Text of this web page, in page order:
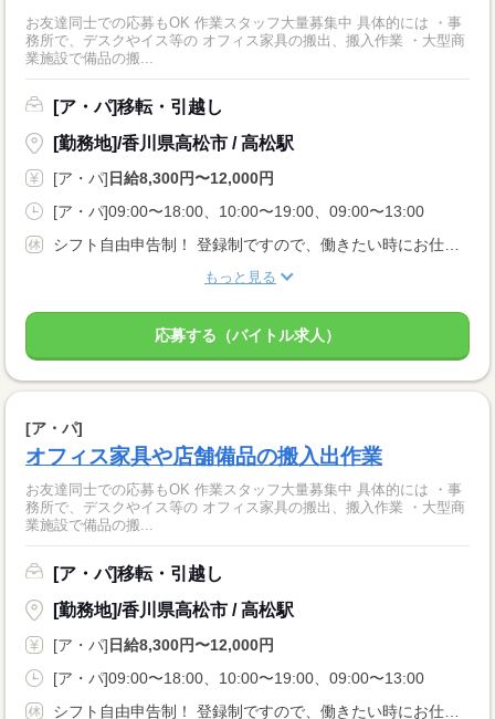
お友達同士での応募もOK 作業スタッフ大量募集中 具体的には ・事
務所で、デスクやイス等の オフィス家具の搬出、搬入作業 ・大型商
業施設で備品の搬...
[ア・パ]移転・引越し
[勤務地]/香川県高松市 / 高松駅
[ア・パ]日給8,300円〜12,000円
[ア・パ]09:00〜18:00、10:00〜19:00、09:00〜13:00
もっと見る
応募する（バイトル求人）
[ア・パ]
オフィス家具や店舗備品の搬入出作業
お友達同士での応募もOK 作業スタッフ大量募集中 具体的には ・事
務所で、デスクやイス等の オフィス家具の搬出、搬入作業 ・大型商
業施設で備品の搬...
[ア・パ]移転・引越し
[勤務地]/香川県高松市 / 高松駅
[ア・パ]日給8,300円〜12,000円
[ア・パ]09:00〜18:00、10:00〜19:00、09:00〜13:00